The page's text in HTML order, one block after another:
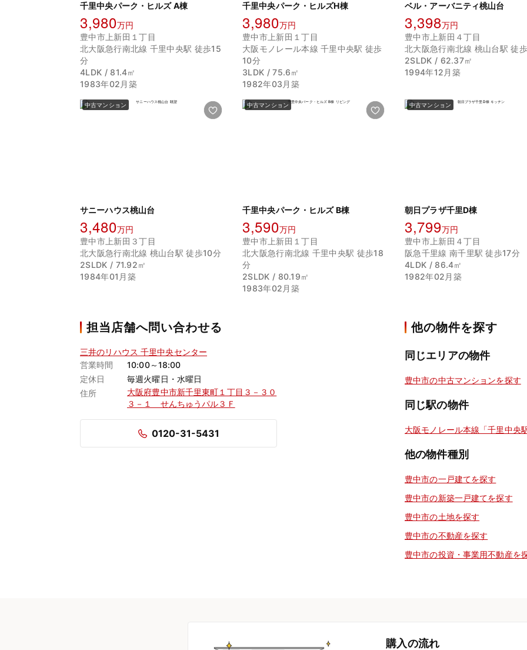
千里中央パーク・ヒルズ A棟
3,980万円
豊中市上新田１丁目
北大阪急行南北線 千里中央駅 徒歩15
分
4LDK / 81.4㎡
1983年02月築
千里中央パーク・ヒルズH棟
3,980万円
豊中市上新田１丁目
大阪モノレール本線 千里中央駅 徒歩
10分
3LDK / 75.6㎡
1982年03月築
ベル・アーバニティ桃山台
3,398万円
豊中市上新田４丁目
北大阪急行南北線 桃山台駅 徒
2SLDK / 62.37㎡
1994年12月築
中古マンション
サニーハウス桃山台
3,480万円
豊中市上新田３丁目
北大阪急行南北線 桃山台駅 徒歩10分
2SLDK / 71.92㎡
1984年01月築
中古マンション
千里中央パーク・ヒルズ B棟
3,590万円
豊中市上新田１丁目
北大阪急行南北線 千里中央駅 徒歩18
分
2SLDK / 80.19㎡
1983年02月築
中古マンション
朝日プラザ千里D棟
3,799万円
豊中市上新田４丁目
阪急千里線 南千里駅 徒歩17分
4LDK / 86.4㎡
1982年02月築
担当店舗へ問い合わせる
三井のリハウス 千里中央センター
営業時間
10:00～18:00
定休日
毎週火曜日・水曜日
住所
大阪府豊中市新千里東町１丁目３－３０
３－１ せんちゅうパル３Ｆ
0120-31-5431
他の物件を探す
同じエリアの物件
豊中市の中古マンションを探す
同じ駅の物件
大阪モノレール本線「千里中央
他の物件種別
豊中市の一戸建てを探す
豊中市の新築一戸建てを探す
豊中市の土地を探す
豊中市の不動産を探す
豊中市の投資・事業用不動産を
購入の流れ